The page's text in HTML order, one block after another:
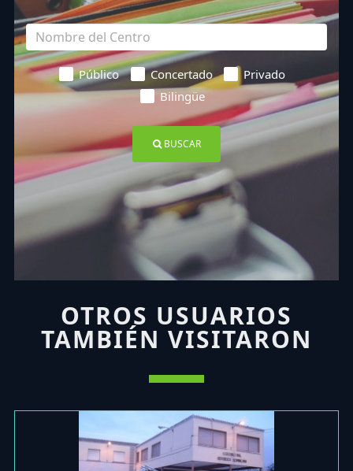
Público Concertado
Privado
Bilingüe
BUSCAR
OTROS USUARIOS
TAMBIÉN VISITARON